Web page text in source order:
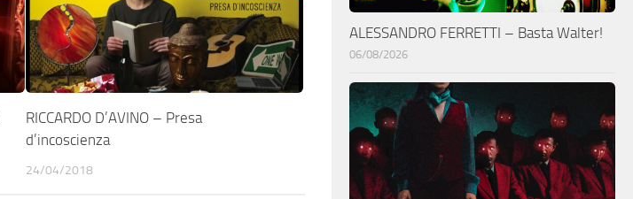
RICCARDO D’AVINO – Presa
d’incoscienza
24/04/2018
ALESSANDRO FERRETTI – Basta Walter!
06/08/2026